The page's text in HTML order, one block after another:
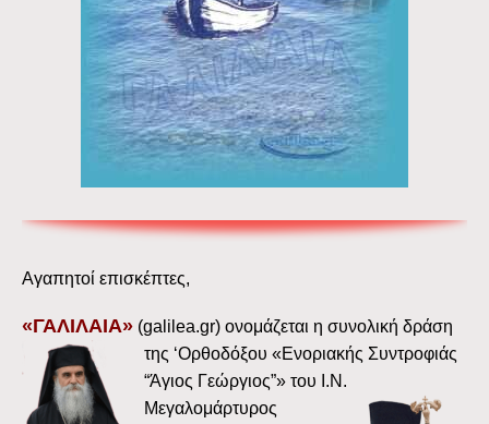
Αγαπητοί επισκέπτες,
«ΓΑΛΙΛΑΙΑ» (galilea.gr) ονομάζεται η συνολική δράση
της ‘Ορθοδόξου «Ενοριακής Συντροφιάς
“Άγιος Γεώργιος”» του Ι.Ν.
Μεγαλομάρτυρος